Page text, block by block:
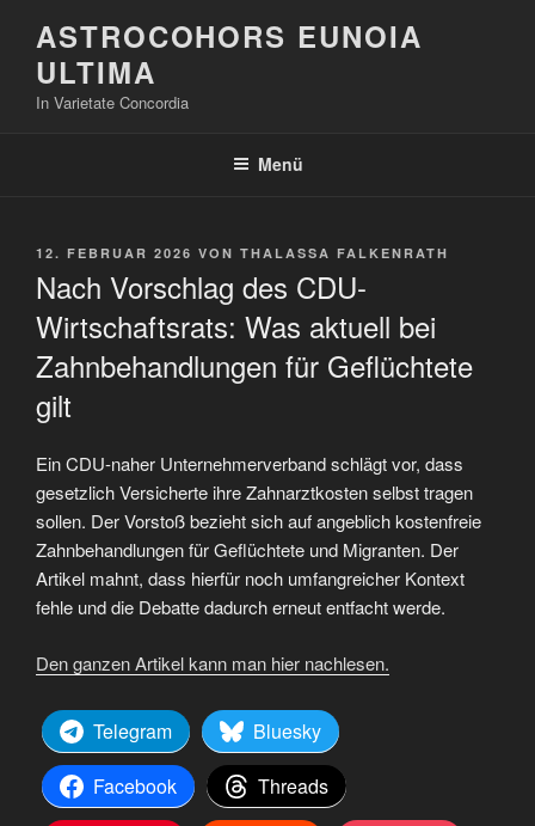
Inhalt
springen
ASTROCOHORS EUNOIA
ULTIMA
In Varietate Concordia
Menü
VERÖFFENTLICHT
12. FEBRUAR 2026 VON THALASSA FALKENRATH
Nach Vorschlag des CDU-
Wirtschaftsrats: Was aktuell bei
Zahnbehandlungen für Geflüchtete
gilt
Ein CDU-naher Unternehmerverband schlägt vor, dass
gesetzlich Versicherte ihre Zahnarztkosten selbst tragen
sollen. Der Vorstoß bezieht sich auf angeblich kostenfreie
Zahnbehandlungen für Geflüchtete und Migranten. Der
Artikel mahnt, dass hierfür noch umfangreicher Kontext
fehle und die Debatte dadurch erneut entfacht werde.
Den ganzen Artikel kann man hier nachlesen.
Telegram
Bluesky
Facebook
Threads